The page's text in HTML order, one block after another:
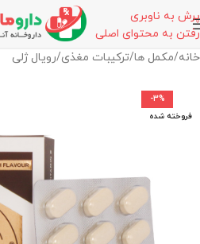
پرش به ناوبری
رفتن به محتوای اصلی
خانه/مکمل ها/ترکیبات مغذی/رویال ژلی
-3%
فروخته شده